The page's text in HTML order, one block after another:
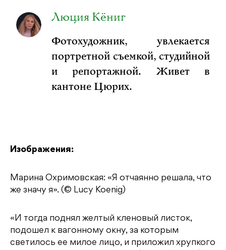
Люция Кёниг
Фотохудожник, увлекается
портретной съемкой, студийной
и репортажной. Живет в
кантоне Цюрих.
Изображения:
Марина Охримовская: «Я отчаянно решала, что
же значу я». (© Lucy Koenig)
«И тогда поднял желтый кленовый листок,
подошел к вагонному окну, за которым
светилось ее милое лицо, и приложил хрупкого